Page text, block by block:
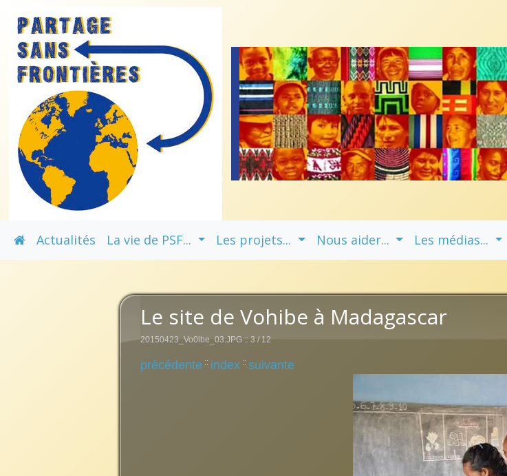
Actualités La vie de PSF... Les projets... Nous aider... Les médias...
Le site de Vohibe à Madagascar
20150423_Vo0ibe_03.JPG :: 3 / 12
précédente :: index:: suivante